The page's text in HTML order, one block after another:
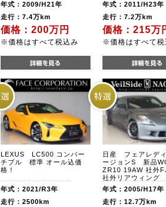
年式：2009/H21年
走行：7.4万km
価格：200万円
※価格はすべて税込み
年式：2011/H23年
走行：7.2万km
価格：215万
※価格はすべて税
LEXUS LC500 コンバー
チブル 標準 オール込価
格！
年式：2021/R3年
走行：2500km
日産 フェアレデ
ージョンS 新品
ZR10 19AW 社外F
社外リアウィング
年式：2005/H17年
走行：12.7万km